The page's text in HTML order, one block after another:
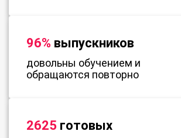
96% выпускников
довольны обучением и
обращаются повторно
2625 готовых